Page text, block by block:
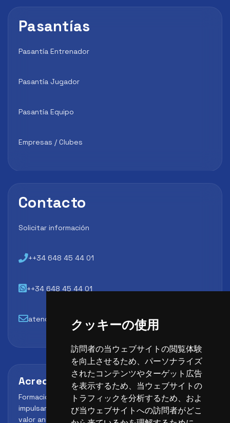
クッキーの使用
訪問者の当ウェブサイトの閲覧体験
を向上させるため、パーソナライズ
されたコンテンツやターゲット広告
を表示するため、当ウェブサイトの
トラフィックを分析するため、およ
び当ウェブサイトへの訪問者がどこ
Pasantías
Pasantía Entrenador
Pasantía Jugador
Pasantía Equipo
Empresas / Clubes
Contacto
Solicitar información
++34 648 45 44 01
++34 648 45 44 01
atencion@futbollab.com
Acreditaciones y alianzas
Formación, metodología y reconocimiento para
impulsar el perfil profesional del alumno y reforzar su
valor ante clubes, academias y entidades deportivas.